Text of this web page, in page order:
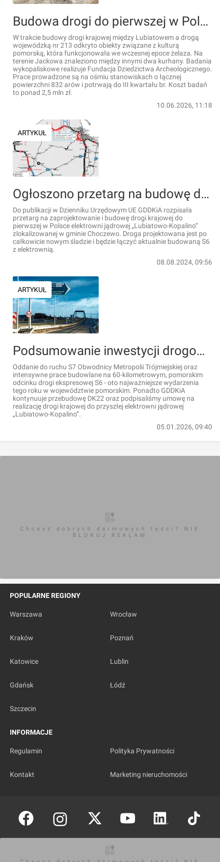
Budowa drogi do pierwszej w Polsce elektrowni jądrowej odkrywa tajemnice
W trakcie budowy drogi krajowej między Lubiatowem a drogą
wojewódzką nr 213 odkryto obiekty związane z kulturą
pomorską, która funkcjonowała we wczesnej epoce żelaza. Na
terenie Jackowa znaleziono między innymi dwa kurhany. Badania
wykopaliskowe realizuje Fundacja Dziedzictwa Archeologicznego.
Prace prowadzone są na ośmiu stanowiskach o łącznej
powierzchni 832 arów i potrwają do III kwartału br. Koszt badań
to ponad 2,5 mln zł.
10.06.2026, 11:18
ARTYKUŁ
Ogłoszono przetarg na budowę drogi do pierwszej w Polsce elektrowni jądrowej
Do publikacji w Dzienniku Urzędowym UE GDDKiA rozpisała
przetarg na zaprojektowanie i budowę drogi krajowej do
pierwszej w Polsce elektrowni jądrowej „Lubiatowo-Kopalino”
zlokalizowanej w gminie Choczewo. Droga projektowana jest po
całkowicie nowym śladzie i będzie łączyć aktualnie budowaną S6
z elektrownią.
08.08.2024, 09:56
ARTYKUŁ
Podsumowanie inwestycji drogowych w woj. pomorskim w 2025 r. [RAPORT]
Oddanie do ruchu S7 Obwodnicy Metropolii Trójmiejskiej oraz
intensywne prace budowlane na 60-kilometrowym, pomorskim
odcinku drogi ekspresowej S6 - oto najważniejsze wydarzenia
tego roku w województwie pomorskim. Ponadto GDDKiA
kontynuuje przebudowę DK22 oraz podpisaliśmy umowę na
realizację drogi krajowej do przyszłej elektrowni jądrowej
„Lubiatowo-Kopalino”.
05.01.2026, 09:40
Chcesz dobrych darmowych teści? NIE
BLOKUJ REKLAM
POPULARNE REGIONY
Warszawa Wrocław
Kraków Poznań
Katowice Lublin
Gdańsk Łódź
Szczecin
INFORMACJE
Regulamin Polityka Prywatności
Kontakt Marketing nieruchomości